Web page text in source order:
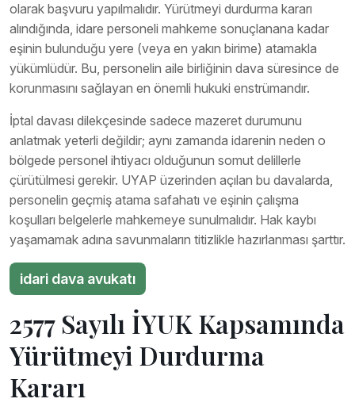
olarak başvuru yapılmalıdır. Yürütmeyi durdurma kararı
alındığında, idare personeli mahkeme sonuçlanana kadar
eşinin bulunduğu yere (veya en yakın birime) atamakla
yükümlüdür. Bu, personelin aile birliğinin dava süresince de
korunmasını sağlayan en önemli hukuki enstrümandır.
İptal davası dilekçesinde sadece mazeret durumunu
anlatmak yeterli değildir; aynı zamanda idarenin neden o
bölgede personel ihtiyacı olduğunun somut delillerle
çürütülmesi gerekir. UYAP üzerinden açılan bu davalarda,
personelin geçmiş atama safahatı ve eşinin çalışma
koşulları belgelerle mahkemeye sunulmalıdır. Hak kaybı
yaşamamak adına savunmaların titizlikle hazırlanması şarttır.
idari dava avukatı
2577 Sayılı İYUK Kapsamında
Yürütmeyi Durdurma
Kararı